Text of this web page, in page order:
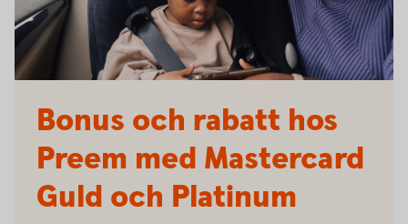
Bonus och rabatt hos
Preem med Mastercard
Guld och Platinum